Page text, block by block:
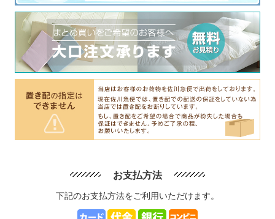
お支払方法
下記のお支払方法をご利用いただけます。